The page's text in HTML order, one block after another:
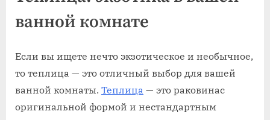
ванной комнате
Если вы ищете нечто экзотическое и необычное,
то теплица — это отличный выбор для вашей
ванной комнаты. Теплица — это раковинас
оригинальной формой и нестандартным